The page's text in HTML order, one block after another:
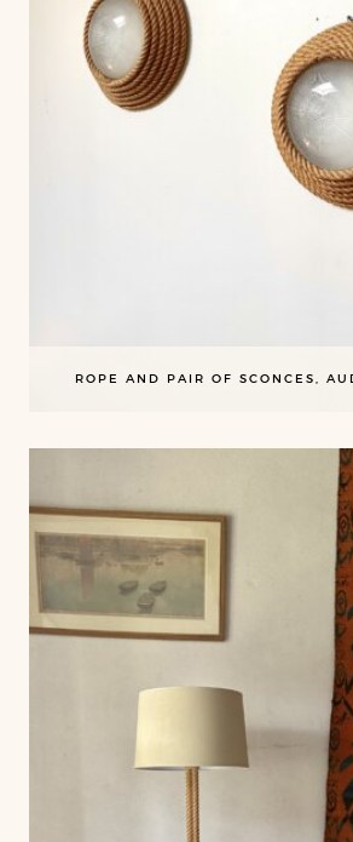
ROPE AND PAIR OF SCONCES,